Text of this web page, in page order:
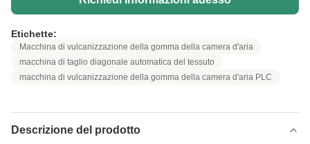
Etichette:
Macchina di vulcanizzazione della gomma della camera d'aria
macchina di taglio diagonale automatica del tessuto
macchina di vulcanizzazione della gomma della camera d'aria PLC
Descrizione del prodotto